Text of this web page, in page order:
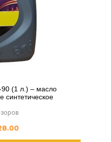
90 (1 л.) – масло
синтетическое